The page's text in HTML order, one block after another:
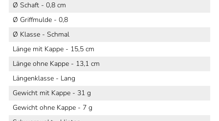
Ø Schaft - 0,8 cm
Ø Griffmulde - 0,8
Ø Klasse - Schmal
Länge mit Kappe - 15,5 cm
Länge ohne Kappe - 13,1 cm
Längenklasse - Lang
Gewicht mit Kappe - 31 g
Gewicht ohne Kappe - 7 g